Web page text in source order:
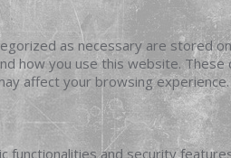
as necessary are stored
how you use this website. These
affect your browsing experience.
functionalities and security